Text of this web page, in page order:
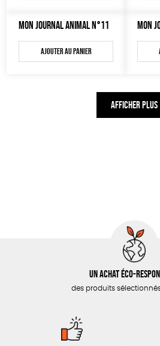
MON JOURNAL ANIMAL N°11
Ajouter au panier
MON
AFFICHER PLUS
Un achat éco-
des produits